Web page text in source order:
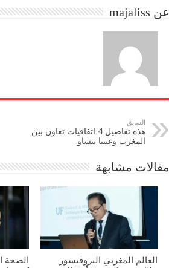
n
عن majaliss
السابق
هذه تفاصيل 4 اتفاقيات تعاون بين
المغرب وغينيا بيساو
مقالات مشابهة
العالم المغربي البروفيسور
الصحة